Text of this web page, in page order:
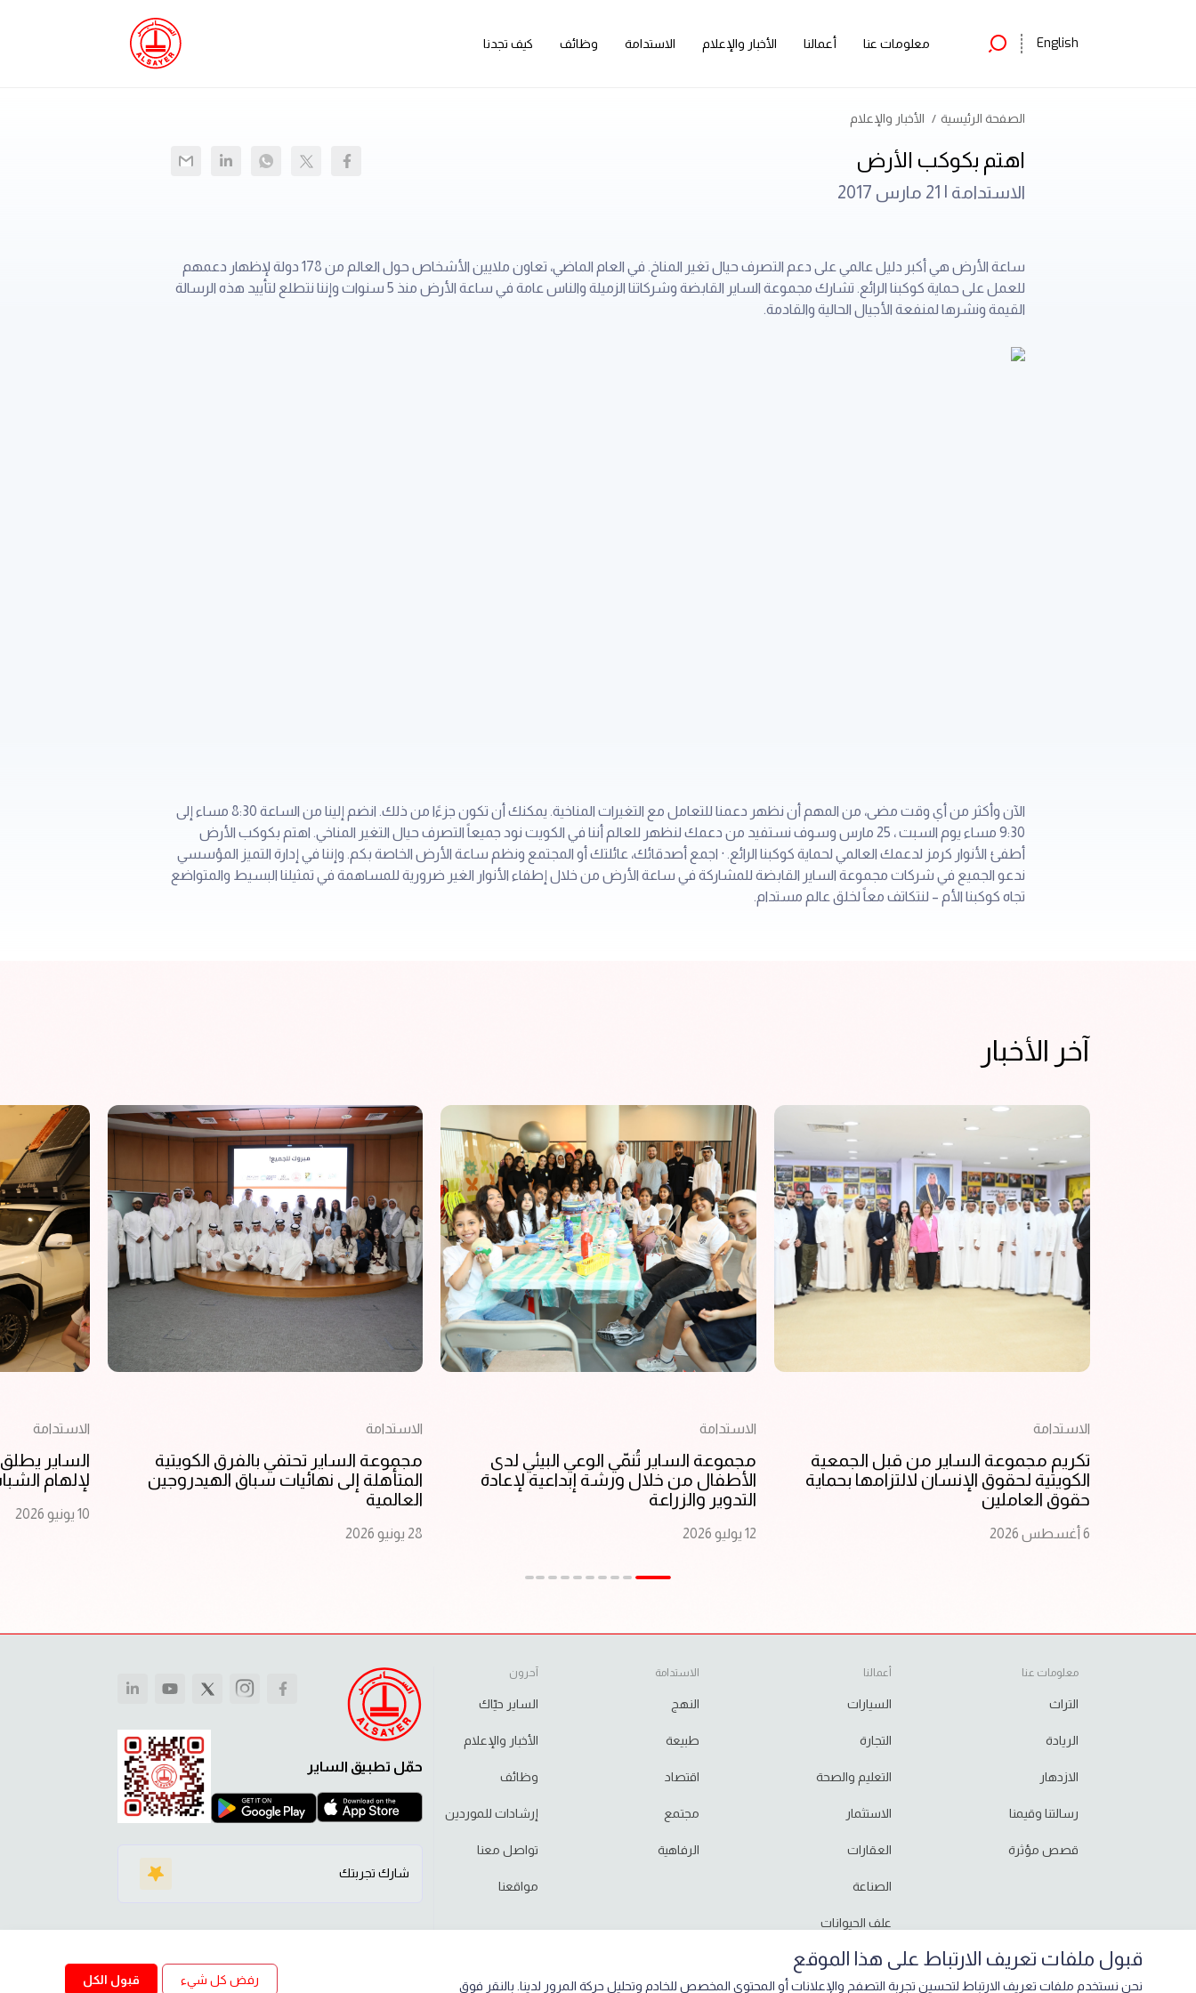
English معلومات عنا أعمالنا الأخبار والإعلام الاستدامة وظائف كيف تجدنا
الصفحة الرئيسية الأخبار والإعلام
اهتم بكوكب الأرض
الاستدامة | 21 مارس 2017
ساعة الأرض هي أكبر دليل عالمي على دعم التصرف حيال تغير المناخ. في العام الماضي، تعاون ملايين الأشخاص حول العالم من 178 دولة لإظهار دعمهم
للعمل على حماية كوكبنا الرائع. تشارك مجموعة الساير القابضة وشركاتنا الزميلة والناس عامة في ساعة الأرض منذ 5 سنوات وإننا نتطلع لتأييد هذه الرسالة
القيمة ونشرها لمنفعة الأجيال الحالية والقادمة.
الآن وأكثر من أي وقت مضى، من المهم أن نظهر دعمنا للتعامل مع التغيرات المناخية. يمكنك أن تكون جزءًا من ذلك. انضم إلينا من الساعة 8:30 مساء إلى
9:30 مساء يوم السبت ، 25 مارس وسوف نستفيد من دعمك لنظهر للعالم أننا في الكويت نود جميعاً التصرف حيال التغير المناخي. اهتم بكوكب الأرض
أطفئ الأنوار كرمز لدعمك العالمي لحماية كوكبنا الرائع. · اجمع أصدقائك، عائلتك أو المجتمع ونظم ساعة الأرض الخاصة بكم. وإننا في إدارة التميز المؤسسي
ندعو الجميع في شركات مجموعة الساير القابضة للمشاركة في ساعة الأرض من خلال إطفاء الأنوار الغير ضرورية للمساهمة في تمثيلنا البسيط والمتواضع
تجاه كوكبنا الأم – لنتكاتف معاً لخلق عالم مستدام.
آخر الأخبار
الاستدامة
تكريم مجموعة الساير من قبل الجمعية
الكويتية لحقوق الإنسان لالتزامها بحماية
حقوق العاملين
6 أغسطس 2026
الاستدامة
مجموعة الساير تُنمّي الوعي البيئي لدى
الأطفال من خلال ورشة إبداعية لإعادة
التدوير والزراعة
12 يوليو 2026
الاستدامة
مجموعة الساير تحتفي بالفرق الكويتية
المتأهلة إلى نهائيات سباق الهيدروجين
العالمية
28 يونيو 2026
الاستدامة
الساير
لإلهام
10 يونيو 2026
معلومات عنا
التراث
الريادة
الازدهار
رسالتنا وقيمنا
قصص مؤثرة
أعمالنا
السيارات
التجارة
التعليم والصحة
الاستثمار
العقارات
الصناعة
علف الحيوانات
الاستدامة
النهج
طبيعة
اقتصاد
مجتمع
الرفاهية
آحرون
الساير حيّاك
الأخبار والإعلام
وظائف
إرشادات للموردين
تواصل معنا
مواقعنا
حمّل تطبيق الساير
شارك تجربتك
قبول ملفات تعريف الارتباط على هذا الموقع
نحن نستخدم ملفات تعريف الارتباط لتحسين تجربة التصفح والإعلانات أو المحتوى المخصص للخادم وتحليل حركة المرور لدينا. بالنقر فوق رفض كل شيء قبول الكل